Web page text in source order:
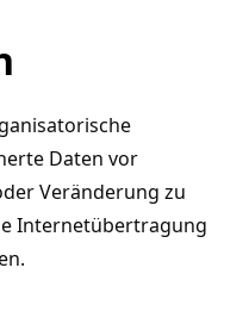
Daten vor
Veränderung zu
Internetübertragung